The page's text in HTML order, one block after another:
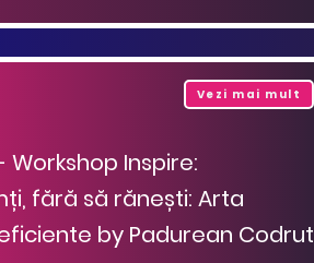
Vezi mai mult
Workshop Inspire:
fără să rănești: Arta
by Padurean Codrut